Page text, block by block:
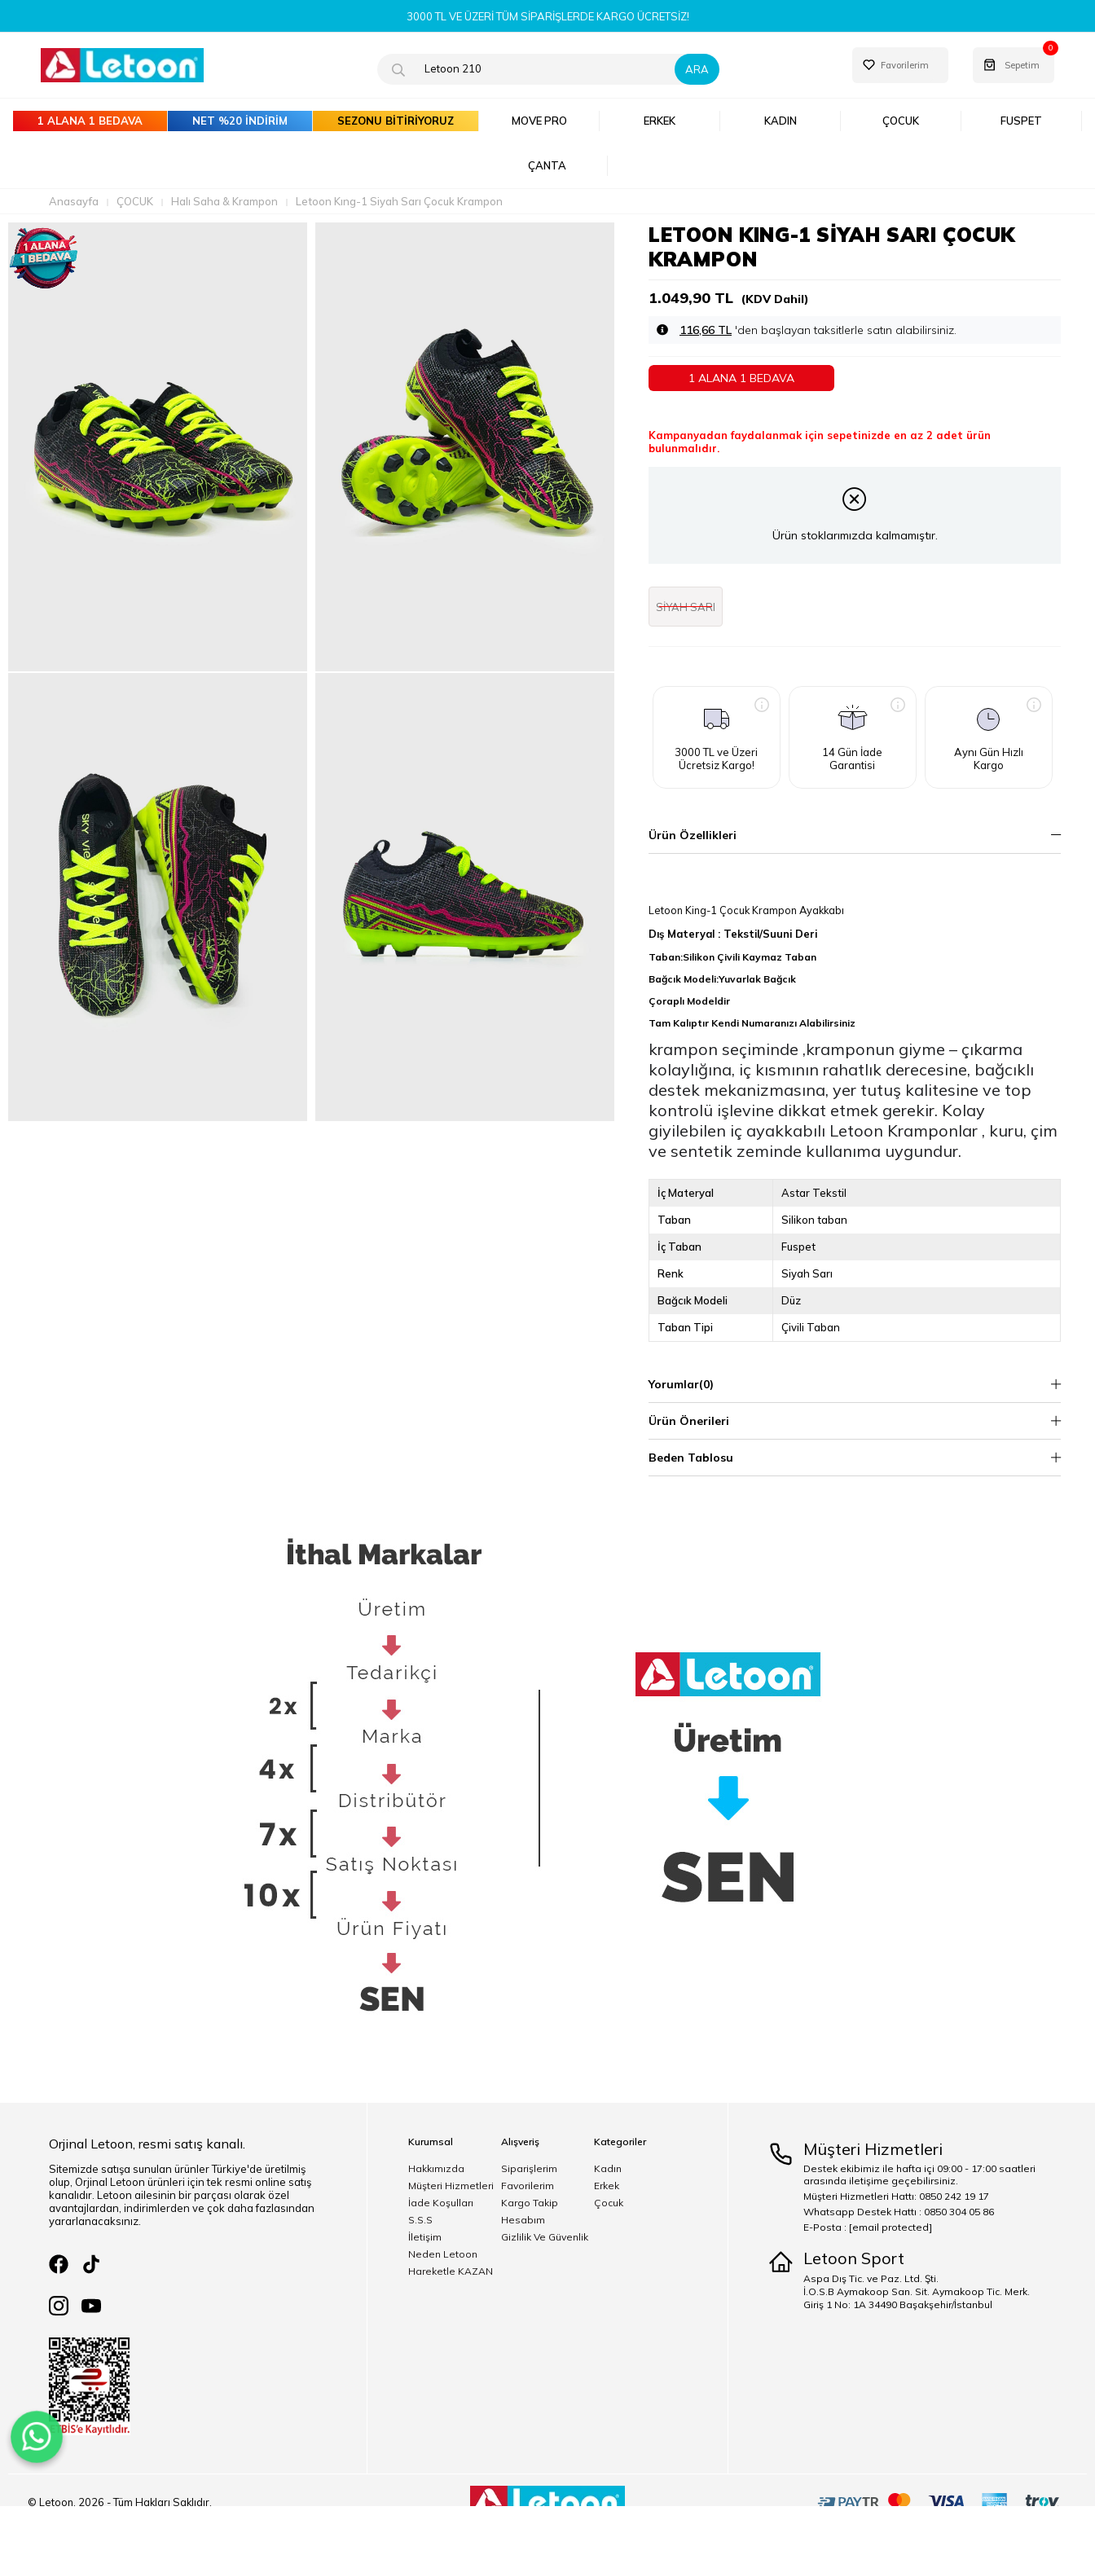
3000 TL VE ÜZERI TÜM SIPARIŞLERDE KARGO ÜCRETSIZ!
Favorilerim Sepetim
0
1 ALANA 1 BEDAVA NET %20 İNDİRİM SEZONU BİTİRİYORUZ MOVE PRO ERKEK KADIN ÇOCUK FUSPET
ÇANTA
Anasayfa ÇOCUK Halı Saha & Krampon Letoon Kıng-1 Siyah Sarı Çocuk Krampon
LETOON KING-1 SIYAH SARI ÇOCUK
KRAMPON
1.049,90 TL (KDV Dahil)
116,66 TL 'den başlayan taksitlerle
1 ALANA 1 BEDAVA
Kampanyadan faydalanmak için sepetinizde en az 2 adet ürün
bulunmalıdır.
Ürün stoklarımızda kalmamıştır.
SİYAH SARI
3000 TL ve Üzeri
Ücretsiz Kargo!
14 Gün İade
Garantisi
Aynı Gün Hızlı
Kargo
Ürün Özellikleri
Letoon King-1 Çocuk Krampon Ayakkabı
Dış Materyal : Tekstil/Suuni Deri
Taban:Silikon Çivili Kaymaz Taban
Bağcık Modeli:Yuvarlak Bağcık
Çoraplı Modeldir
Tam Kalıptır Kendi Numaranızı Alabilirsiniz
krampon seçiminde ,kramponun giyme – çıkarma
kolaylığına, iç kısmının rahatlık derecesine, bağcıklı
destek mekanizmasına, yer tutuş kalitesine ve top
kontrolü işlevine dikkat etmek gerekir. Kolay
giyilebilen iç ayakkabılı Letoon Kramponlar , kuru, çim
ve sentetik zeminde kullanıma uygundur.
İç Materyal Astar Tekstil
Taban Silikon taban
İç Taban Fuspet
Renk Siyah Sarı
Bağcık Modeli Düz
Taban Tipi Çivili Taban
Yorumlar(0)
Ürün Önerileri
Beden Tablosu
Orjinal Letoon, resmi satış kanalı.
Sitemizde satışa sunulan ürünler Türkiye'de üretilmiş
olup, Orjinal Letoon ürünleri için tek resmi online satış
kanalıdır. Letoon ailesinin bir parçası olarak özel
avantajlardan, indirimlerden ve çok daha fazlasından
yararlanacaksınız.
Kurumsal
Hakkımızda
Müşteri Hizmetleri
İade Koşulları
S.S.S
İletişim
Neden Letoon
Hareketle KAZAN
Alışveriş
Siparişlerim
Favorilerim
Kargo Takip
Hesabım
Gizlilik Ve Güvenlik
Kategoriler
Kadın
Erkek
Çocuk
Müşteri Hizmetleri
Destek ekibimiz ile hafta içi 09:00 - 17:00 saatleri
arasında iletişime geçebilirsiniz.
Müşteri Hizmetleri Hattı: 0850 242 19 17
Whatsapp Destek Hattı : 0850 304 05 86
E-Posta : [email protected]
Letoon Sport
Aspa Dış Tic. ve Paz. Ltd. Şti.
İ.O.S.B Aymakoop San. Sit. Aymakoop Tic. Merk.
Giriş 1 No: 1A 34490 Başakşehir/İstanbul
© Letoon, 2026 - Tüm Hakları Saklıdır.